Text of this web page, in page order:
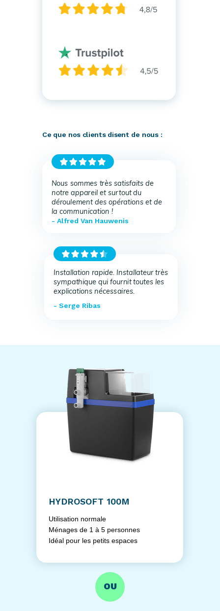
Utilisation normale
Ménages de 1 à 5 personnes
Idéal pour les petits espaces
HYDROSOFT 100M
Ce que nos clients disent de nous :
Nous sommes très satisfaits de
notre appareil et surtout du
déroulement des opérations et de
la communication !
- Alfred Van Hauwenis
- Serge Ribas
Installation rapide. Installateur très
sympathique qui fournit toutes les
explications nécessaires.
OU